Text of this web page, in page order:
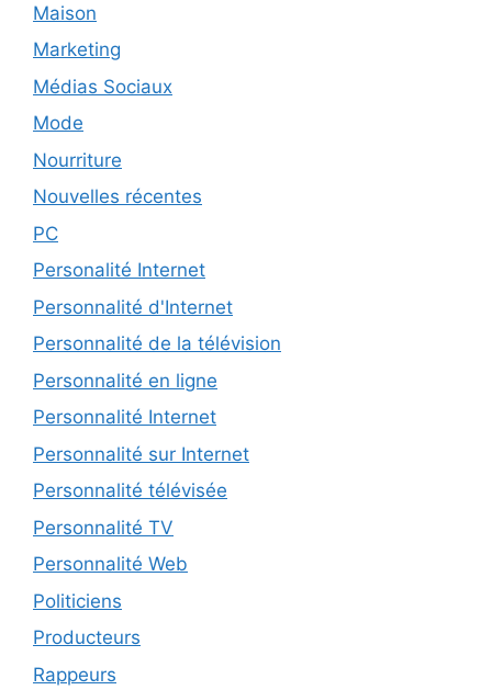
Maison
Marketing
Médias Sociaux
Mode
Nourriture
Nouvelles récentes
PC
Personalité Internet
Personnalité d'Internet
Personnalité de la télévision
Personnalité en ligne
Personnalité Internet
Personnalité sur Internet
Personnalité télévisée
Personnalité TV
Personnalité Web
Politiciens
Producteurs
Rappeurs